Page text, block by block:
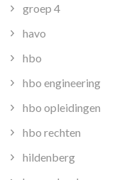
groep 4
havo
hbo
hbo engineering
hbo opleidingen
hbo rechten
hildenberg